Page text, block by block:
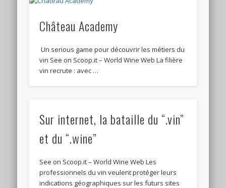
Château Academy
Un serious game pour découvrir les métiers du
vin See on Scoop.it – World Wine Web La filière
vin recrute : avec …
Sur internet, la bataille du “.vin”
et du “.wine”
See on Scoop.it – World Wine Web Les
professionnels du vin veulent protéger leurs
indications géographiques sur les futurs sites